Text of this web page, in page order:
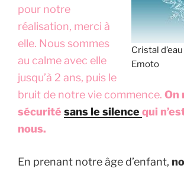
Cristal
Emoto
pour notre
réalisation, merci à
elle. Nous sommes
au calme avec elle
jusqu’à 2 ans, puis le
bruit de notre vie commence. On
sécurité sans le silencequi
nous.
En prenant notre âge d’enfant,